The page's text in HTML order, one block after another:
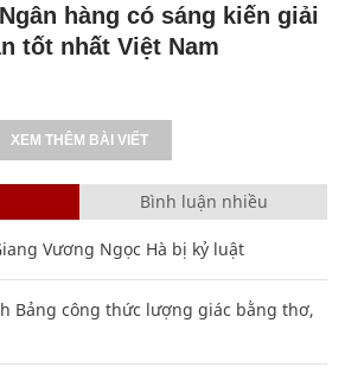
hàng có sáng kiến giải
tốt nhất Việt Nam
XEM THÊM BÀI VIẾT
Bình luận nhiều
Vương Ngọc Hà bị kỷ luật
Bảng công thức lượng giác bằng thơ,